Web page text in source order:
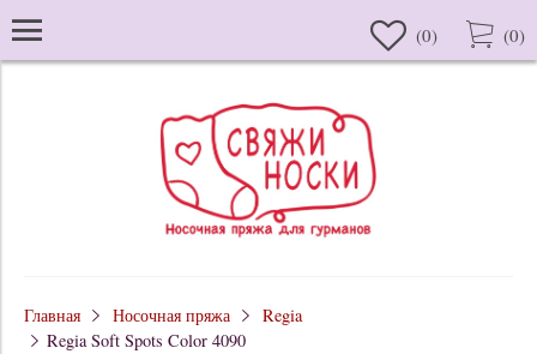
(0) (0)
Главная Носочная пряжа
Regia
Regia Soft Spots Color 4090